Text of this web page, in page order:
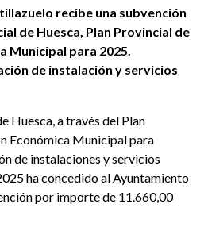
recibe una subvención
de Huesca, Plan Provincial de
Municipal para 2025.
de instalación y servicios
Huesca, a través del Plan
Económica Municipal para
de instalaciones y servicios
ha concedido al Ayuntamiento
por importe de 11.660,00